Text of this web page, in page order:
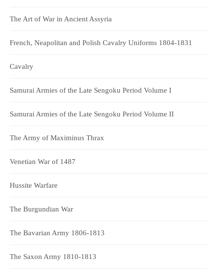
The Art of War in Ancient Assyria
French, Neapolitan and Polish Cavalry Uniforms 1804-1831
Cavalry
Samurai Armies of the Late Sengoku Period Volume I
Samurai Armies of the Late Sengoku Period Volume II
The Army of Maximinus Thrax
Venetian War of 1487
Hussite Warfare
The Burgundian War
The Bavarian Army 1806-1813
The Saxon Army 1810-1813